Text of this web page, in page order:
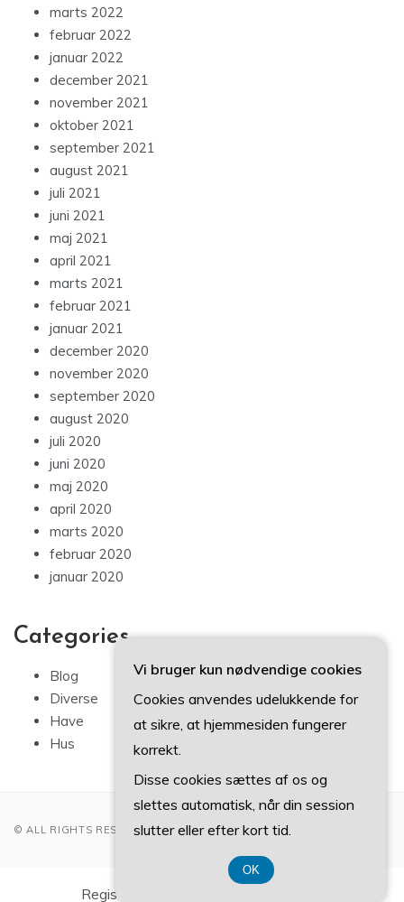
marts 2022
februar 2022
januar 2022
december 2021
november 2021
oktober 2021
september 2021
august 2021
juli 2021
juni 2021
maj 2021
april 2021
marts 2021
februar 2021
januar 2021
december 2020
november 2020
september 2020
august 2020
juli 2020
juni 2020
maj 2020
april 2020
marts 2020
februar 2020
januar 2020
Categories
Blog
Diverse
Have
Hus
© ALL RIGHTS RESERVED 2022
Registreringsnummer DK37 40 77 39
Vi bruger kun nødvendige cookies
Cookies anvendes udelukkende for
at sikre, at hjemmesiden fungerer
korrekt.
Disse cookies sættes af os og
slettes automatisk, når din session
slutter eller efter kort tid.
OK